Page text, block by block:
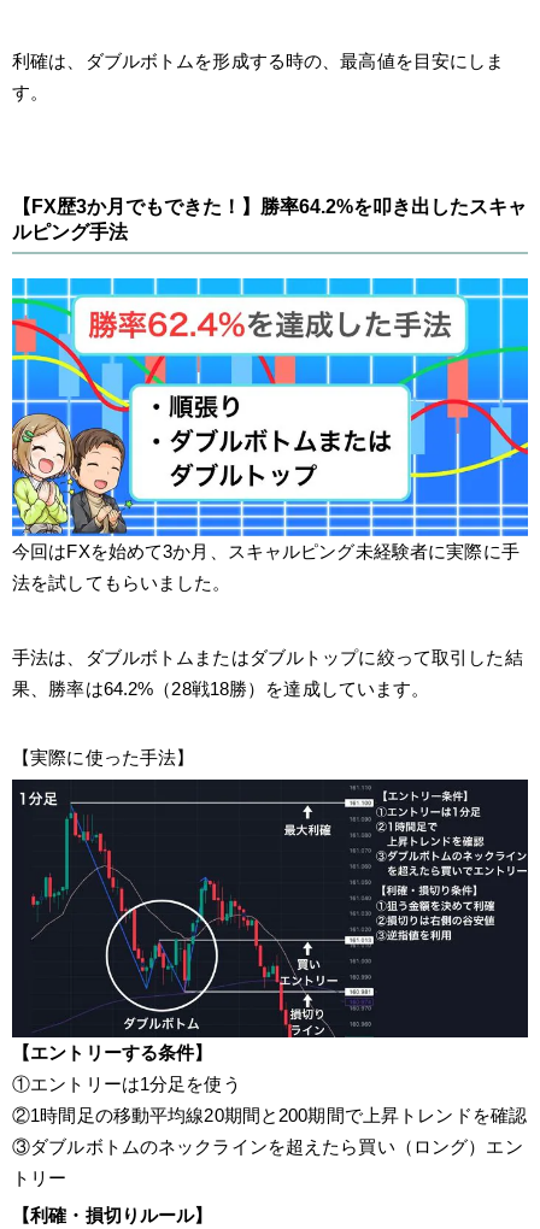
利確は、ダブルボトムを形成する時の、最高値を目安にしま
す。
【FX歴3か月でもできた！】勝率64.2%を叩き出したスキャ
ルピング手法
今回はFXを始めて3か月、スキャルピング未経験者に実際に手
法を試してもらいました。
手法は、ダブルボトムまたはダブルトップに絞って取引した結
果、勝率は64.2%（28戦18勝）を達成しています。
【実際に使った手法】
【エントリーする条件】
①エントリーは1分足を使う
②1時間足の移動平均線20期間と200期間で上昇トレンドを確認
③ダブルボトムのネックラインを超えたら買い（ロング）エン
トリー
【利確・損切りルール】